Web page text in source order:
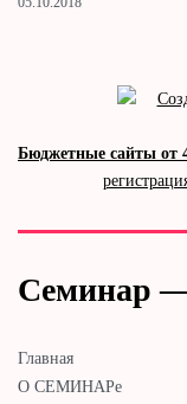
Бюджетные сайты от
Семинар
Главная
О СЕМИНАРе